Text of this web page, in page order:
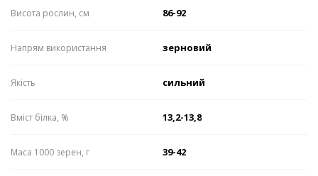
Висота рослин, см 86-92
Напрям використання зерновий
Якість сильний
Вміст білка, % 13,2-13,8
Маса 1000 зерен, г 39-42